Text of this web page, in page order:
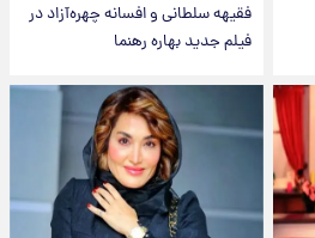
فقیهه سلطانی و افسانه چهره‌آزاد در
فیلم جدید بهاره رهنما